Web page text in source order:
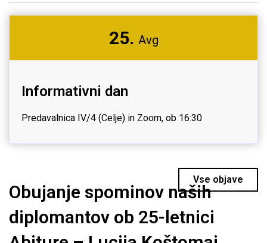
25. Avg
Informativni dan
Predavalnica IV/4 (Celje) in Zoom, ob 16:30
Vse objave
Obujanje spominov naših
diplomantov ob 25-letnici